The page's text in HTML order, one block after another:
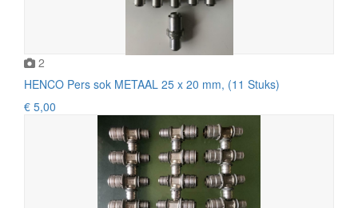
2
HENCO Pers sok METAAL 25 x 20 mm, (11 Stuks)
€ 5,00